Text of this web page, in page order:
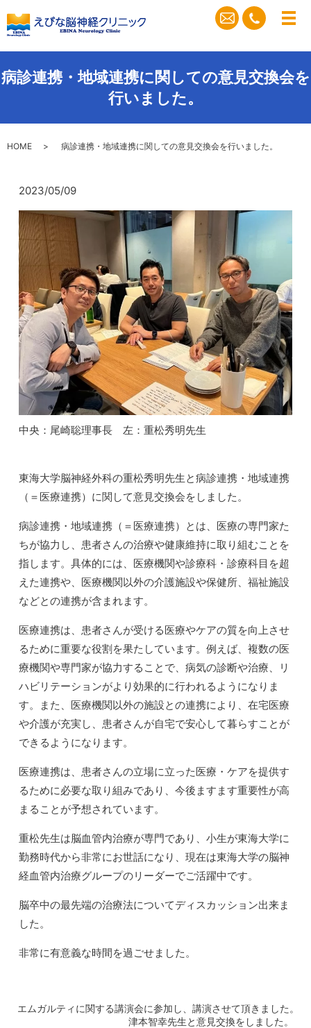
メ
病診連携・地域連携に関しての意見交換会を
行いました。
HOME 病診連携・地域連携に関しての意見交換会を行いました。
2023/05/09
中央：尾崎聡理事長 左：重松秀明先生
東海大学脳神経外科の重松秀明先生と病診連携・地域連携
（＝医療連携）に関して意見交換会をしました。
病診連携・地域連携（＝医療連携）とは、医療の専門家た
ちが協力し、患者さんの治療や健康維持に取り組むことを
指します。具体的には、医療機関や診療科・診療科目を超
えた連携や、医療機関以外の介護施設や保健所、福祉施設
などとの連携が含まれます。
医療連携は、患者さんが受ける医療やケアの質を向上させ
るために重要な役割を果たしています。例えば、複数の医
療機関や専門家が協力することで、病気の診断や治療、リ
ハビリテーションがより効果的に行われるようになりま
す。また、医療機関以外の施設との連携により、在宅医療
や介護が充実し、患者さんが自宅で安心して暮らすことが
できるようになります。
医療連携は、患者さんの立場に立った医療・ケアを提供す
るために必要な取り組みであり、今後ますます重要性が高
まることが予想されています。
重松先生は脳血管内治療が専門であり、小生が東海大学に
勤務時代から非常にお世話になり、現在は東海大学の脳神
経血管内治療グループのリーダーでご活躍中です。
脳卒中の最先端の治療法についてディスカッション出来ま
した。
非常に有意義な時間を過ごせました。
エムガルティに関する講演会に参加し、講演させて頂きました。
津本智幸先生と意見交換をしました。